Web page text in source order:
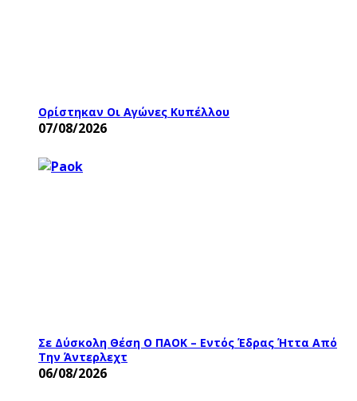
Ορίστηκαν Οι Αγώνες Κυπέλλου
07/08/2026
Σε Δύσκολη Θέση Ο ΠΑΟΚ – Εντός Έδρας Ήττα Από
Την Άντερλεχτ
06/08/2026